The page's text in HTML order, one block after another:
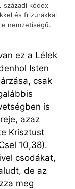
századi kódex
és frizurákkal
nemzetiségű.
ez a Lélek
Isten
csak
is
azaz
Krisztust
10,38).
csodákat,
de az
meg